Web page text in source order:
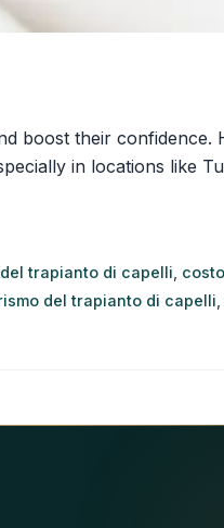
boost their confidence.
in locations like
trapianto di capelli
del trapianto di capelli